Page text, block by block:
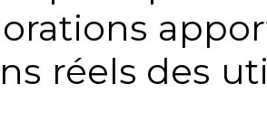
réels des